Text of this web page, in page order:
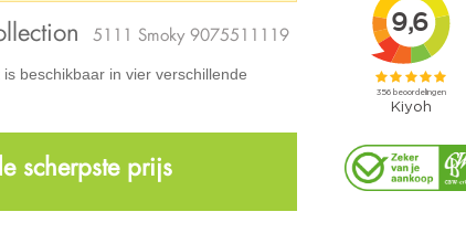
5111 Smoky 9075511119
beschikbaar in vier verschillende
scherpste prijs